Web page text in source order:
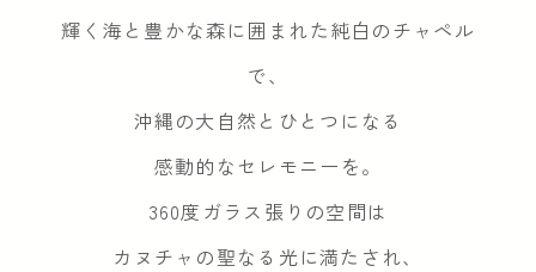
輝く海と豊かな森に囲まれた純白のチャペル
で、
沖縄の大自然とひとつになる
感動的なセレモニーを。
360度ガラス張りの空間は
カヌチャの聖なる光に満たされ、